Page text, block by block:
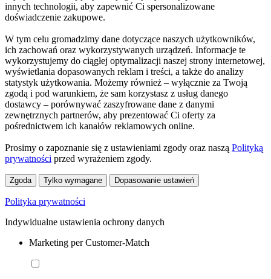
innych technologii, aby zapewnić Ci spersonalizowane
doświadczenie zakupowe.
W tym celu gromadzimy dane dotyczące naszych użytkowników,
ich zachowań oraz wykorzystywanych urządzeń. Informacje te
wykorzystujemy do ciągłej optymalizacji naszej strony internetowej,
wyświetlania dopasowanych reklam i treści, a także do analizy
statystyk użytkowania. Możemy również – wyłącznie za Twoją
zgodą i pod warunkiem, że sam korzystasz z usług danego
dostawcy – porównywać zaszyfrowane dane z danymi
zewnętrznych partnerów, aby prezentować Ci oferty za
pośrednictwem ich kanałów reklamowych online.
Prosimy o zapoznanie się z ustawieniami zgody oraz naszą Polityką
prywatności przed wyrażeniem zgody.
Zgoda Tylko wymagane Dopasowanie ustawień
Polityka prywatności
Indywidualne ustawienia ochrony danych
Marketing per Customer-Match